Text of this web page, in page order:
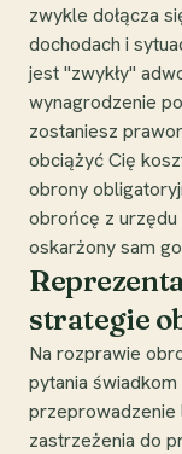
zwykle dołącza
dochodach i
jest "zwykły"
wynagrodzenie
zostaniesz
obciążyć Cię
obrony
obrońcę z urzędu
oskarżony sam
strategie
Na rozprawie
pytania świadkom
przeprowadzenie
zastrzeżenia do